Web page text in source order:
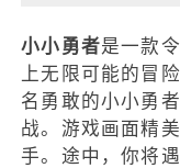
小小勇者是一款
上无限可能的冒
名勇敢的小小勇
战。游戏画面精
手。途中，你将